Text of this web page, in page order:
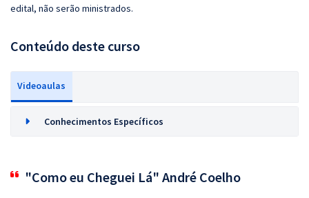
edital, não serão ministrados.
Conteúdo deste curso
Videoaulas
Conhecimentos Específicos
"Como eu Cheguei Lá" André Coelho